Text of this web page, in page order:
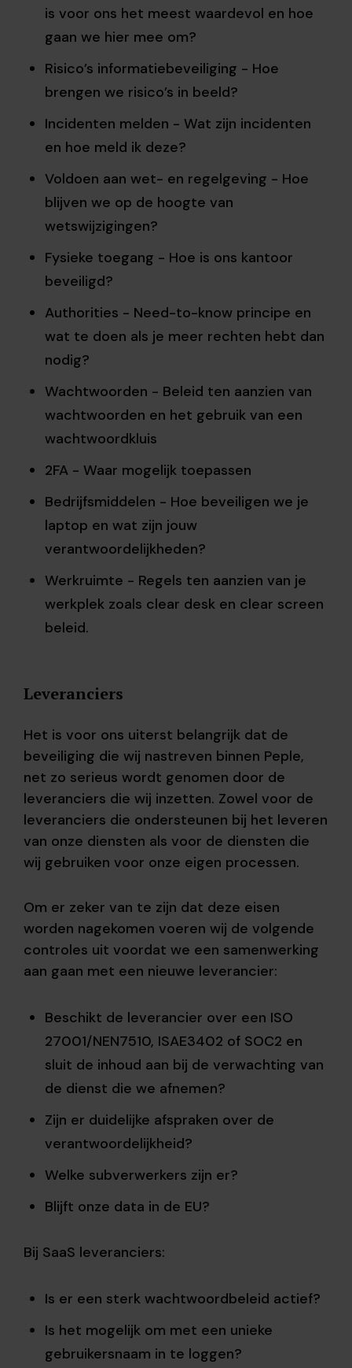
is voor ons het meest waardevol en hoe
gaan we hier mee om?
Risico’s informatiebeveiliging - Hoe
brengen we risico’s in beeld?
Incidenten melden - Wat zijn incidenten
en hoe meld ik deze?
Voldoen aan wet- en regelgeving - Hoe
blijven we op de hoogte van
wetswijzigingen?
Fysieke toegang - Hoe is ons kantoor
beveiligd?
Authorities - Need-to-know principe en
wat te doen als je meer rechten hebt dan
nodig?
Wachtwoorden - Beleid ten aanzien van
wachtwoorden en het gebruik van een
wachtwoordkluis
2FA - Waar mogelijk toepassen
Bedrijfsmiddelen - Hoe beveiligen we je
laptop en wat zijn jouw
verantwoordelijkheden?
Werkruimte - Regels ten aanzien van je
werkplek zoals clear desk en clear screen
beleid.
Leveranciers
Het is voor ons uiterst belangrijk dat de
beveiliging die wij nastreven binnen Peple,
net zo serieus wordt genomen door de
leveranciers die wij inzetten. Zowel voor de
leveranciers die ondersteunen bij het leveren
van onze diensten als voor de diensten die
wij gebruiken voor onze eigen processen.
Om er zeker van te zijn dat deze eisen
worden nagekomen voeren wij de volgende
controles uit voordat we een samenwerking
aan gaan met een nieuwe leverancier:
Beschikt de leverancier over een ISO
27001/NEN7510, ISAE3402 of SOC2 en
sluit de inhoud aan bij de verwachting van
de dienst die we afnemen?
Zijn er duidelijke afspraken over de
verantwoordelijkheid?
Welke subverwerkers zijn er?
Blijft onze data in de EU?
Bij SaaS leveranciers:
Is er een sterk wachtwoordbeleid actief?
Is het mogelijk om met een unieke
gebruikersnaam in te loggen?